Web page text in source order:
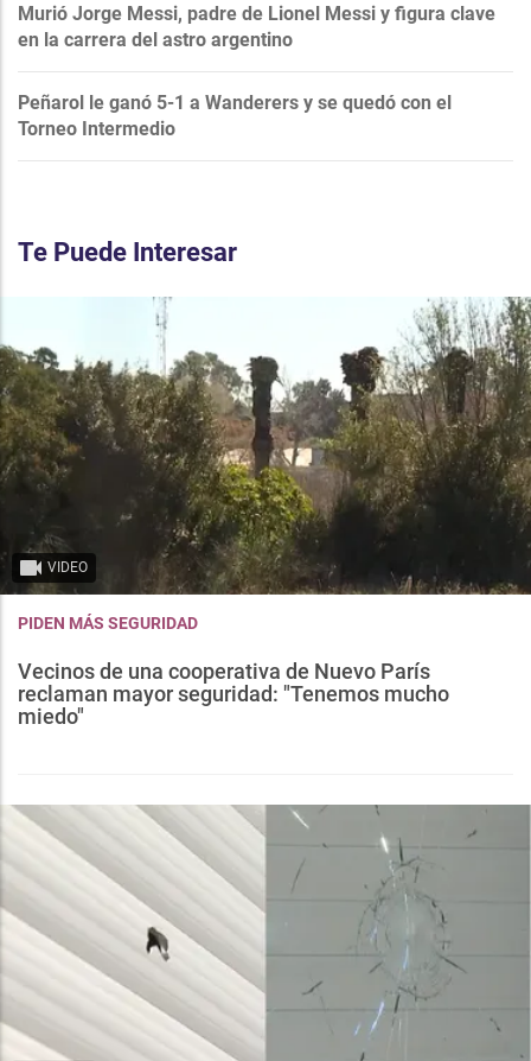
Murió Jorge Messi, padre de Lionel Messi y figura clave
en la carrera del astro argentino
Peñarol le ganó 5-1 a Wanderers y se quedó con el
Torneo Intermedio
Te Puede Interesar
VIDEO
PIDEN MÁS SEGURIDAD
Vecinos de una cooperativa de Nuevo París
reclaman mayor seguridad: "Tenemos mucho
miedo"